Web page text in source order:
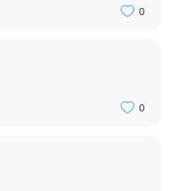
0
0